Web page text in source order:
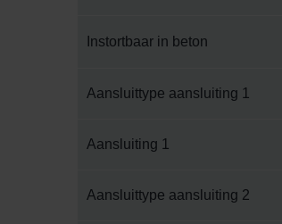
Instortbaar in beton
Aansluittype aansluiting 1
Aansluiting 1
Aansluittype aansluiting 2